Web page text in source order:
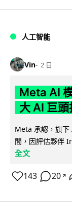
人工智能
Vin 2 日
Meta AI
大 AI 巨
Meta 承認，旗
間，因評估夥伴
全文
143 20 ↗